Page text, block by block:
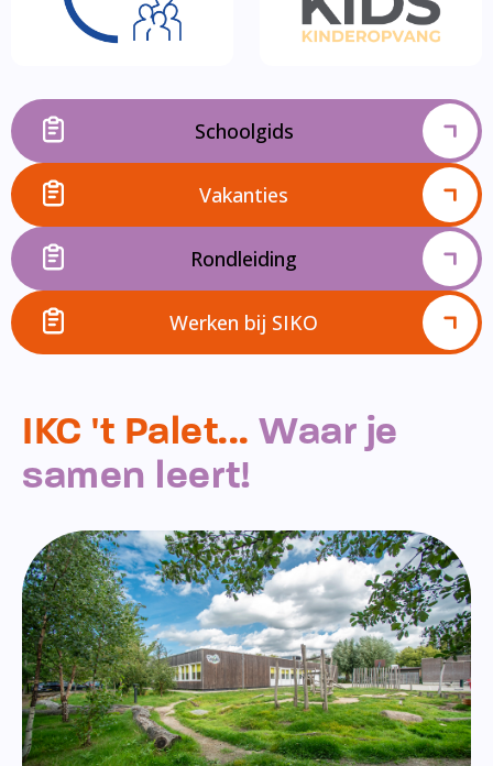
Schoolgids
Vakanties
Rondleiding
Werken bij SIKO
IKC 't Palet... Waar je
samen leert!